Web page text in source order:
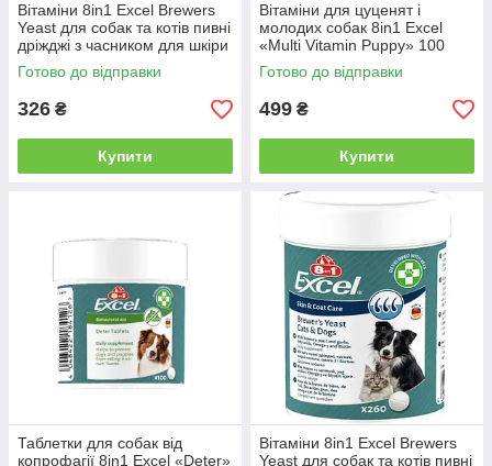
Вітаміни 8in1 Excel Brewers
Yeast для собак та котів пивні
дріжджі з часником для шкіри
та шерсті 140 шт
Готово до відправки
326 ₴
Купити
Вітаміни для цуценят і
молодих собак 8in1 Excel
«Multi Vitamin Puppy» 100
таблеток (мультивітамін)
Готово до відправки
499 ₴
Купити
Таблетки для собак від
копрофагії 8in1 Excel «Deter»
Вітаміни 8in1 Excel Brewers
Yeast для собак та котів пивні